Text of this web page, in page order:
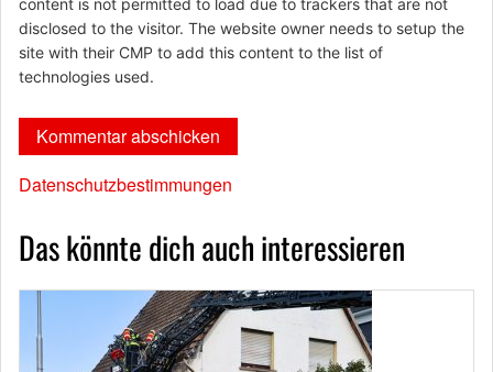
content is not permitted to load due to trackers that are not
disclosed to the visitor. The website owner needs to setup the
site with their CMP to add this content to the list of
technologies used.
Datenschutzbestimmungen
Das könnte dich auch interessieren